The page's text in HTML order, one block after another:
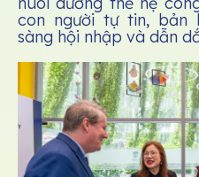
con người tự tin, bản
sàng hội nhập và dẫn